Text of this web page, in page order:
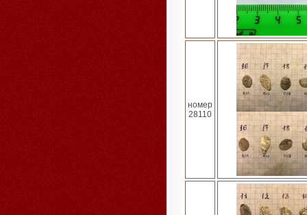
номер
28110